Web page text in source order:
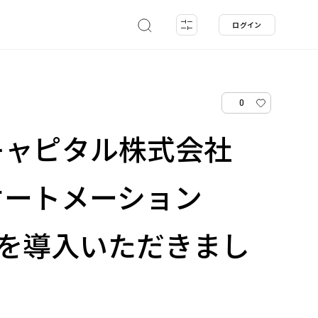
ログイン
0
ピタル株式会社
トメーション
導入いただきまし